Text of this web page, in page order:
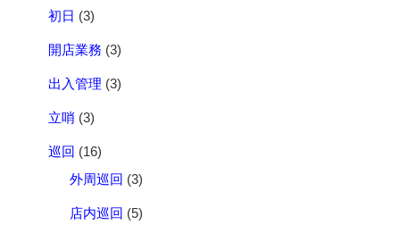
初日 (3)
開店業務 (3)
出入管理 (3)
立哨 (3)
巡回 (16)
外周巡回 (3)
店内巡回 (5)